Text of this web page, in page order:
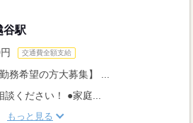
谷駅
交通費全額支給
務希望の方大募集】 ...
談ください！ ●家庭...
もっと見る